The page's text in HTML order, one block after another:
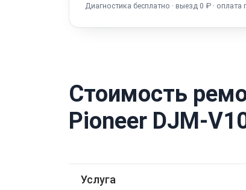
Диагностика бесплатно · выезд 0 ₽ · оплата
Стоимость
Pioneer DJM-
Услуга